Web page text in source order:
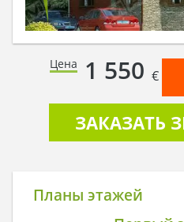
Цена 1 550 €
ЗАКАЗАТЬ
Планы этажей